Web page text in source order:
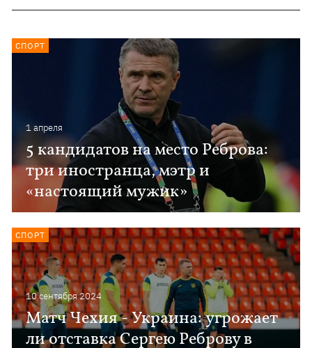
1 апреля
5 кандидатов на место Реброва:
три иностранца, мэтр и
«настоящий мужик»
СПОРТ
10 сентября 2024
Матч Чехия - Украина: угрожает
ли отставка Сергею Реброву в
СПОРТ